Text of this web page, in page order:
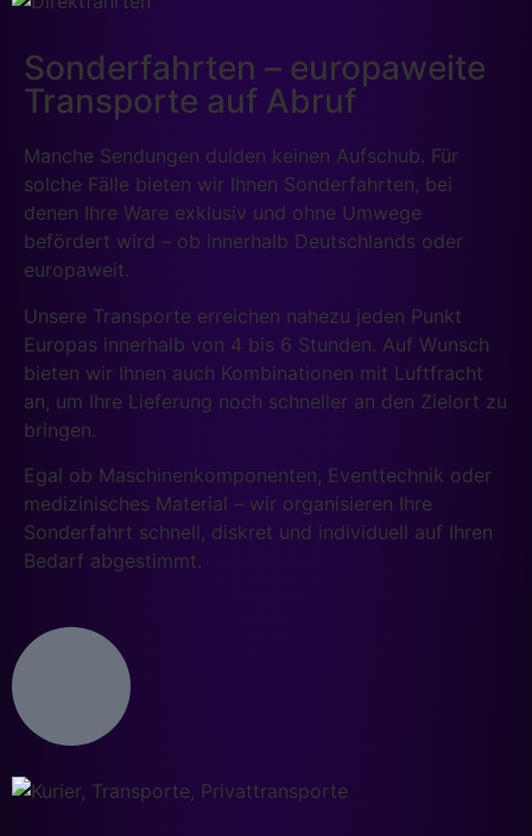
Sonderfahrten – europaweite
Transporte auf Abruf
Manche Sendungen dulden keinen Aufschub. Für
solche Fälle bieten wir Ihnen Sonderfahrten, bei
denen Ihre Ware exklusiv und ohne Umwege
befördert wird – ob innerhalb Deutschlands oder
europaweit.
Unsere Transporte erreichen nahezu jeden Punkt
Europas innerhalb von 4 bis 6 Stunden. Auf Wunsch
bieten wir Ihnen auch Kombinationen mit Luftfracht
an, um Ihre Lieferung noch schneller an den Zielort zu
bringen.
Egal ob Maschinenkomponenten, Eventtechnik oder
medizinisches Material – wir organisieren Ihre
Sonderfahrt schnell, diskret und individuell auf Ihren
Bedarf abgestimmt.